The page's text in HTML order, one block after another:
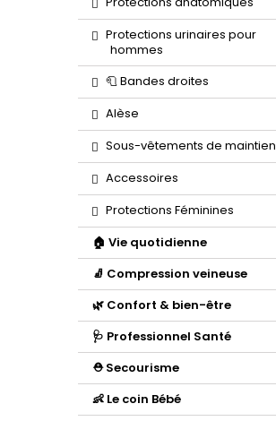
Protections urinaires pour
hommes
🧻 Bandes droites
Alèse
Sous-vêtements de maintien
Accessoires
Protections Féminines
🏠 Vie quotidienne
🧦 Compression veineuse
🌿 Confort & bien-être
🩺 Professionnel Santé
⛑️ Secourisme
👶 Le coin Bébé